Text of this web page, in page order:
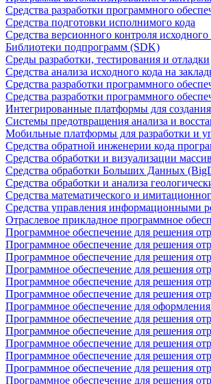
Средства разработки программного
Средства подготовки исполнимого кода
Средства версионного контроля исходного
Библиотеки подпрограмм (SDK)
Среды разработки, тестирования и отладки
Средства анализа исходного кода на
Средства разработки программного
Средства разработки программного
Интегрированные платформы для
Системы предотвращения анализа и
Мобильные платформы для разработки и
Средства обратной инженерии кода
Средства обработки и визуализации
Средства обработки Больших Данных
Средства обработки и анализа
Средства математического и
Средства управления информационными
Отраслевое прикладное программное
Программное обеспечение для решения
Программное обеспечение для решения
Программное обеспечение для решения
Программное обеспечение для решения
Программное обеспечение для решения
Программное обеспечение для решения
Программное обеспечение для
Программное обеспечение для решения
Программное обеспечение для решения
Программное обеспечение для решения
Программное обеспечение для решения
Программное обеспечение для решения
Программное обеспечение для решения